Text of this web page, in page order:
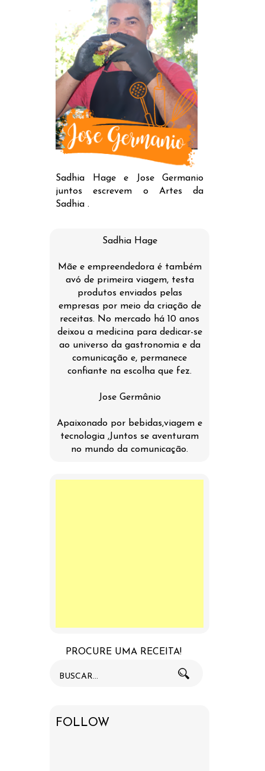
Sadhia Hage e Jose Germanio
juntos escrevem o Artes da
Sadhia .
Sadhia Hage
Mãe e empreendedora é também
avó de primeira viagem, testa
produtos enviados pelas
empresas por meio da criação de
receitas. No mercado há 10 anos
deixou a medicina para dedicar-se
ao universo da gastronomia e da
comunicação e, permanece
confiante na escolha que fez.
Jose Germânio
Apaixonado por bebidas,viagem e
tecnologia ,Juntos se aventuram
no mundo da comunicação.
PROCURE UMA RECEITA!
FOLLOW